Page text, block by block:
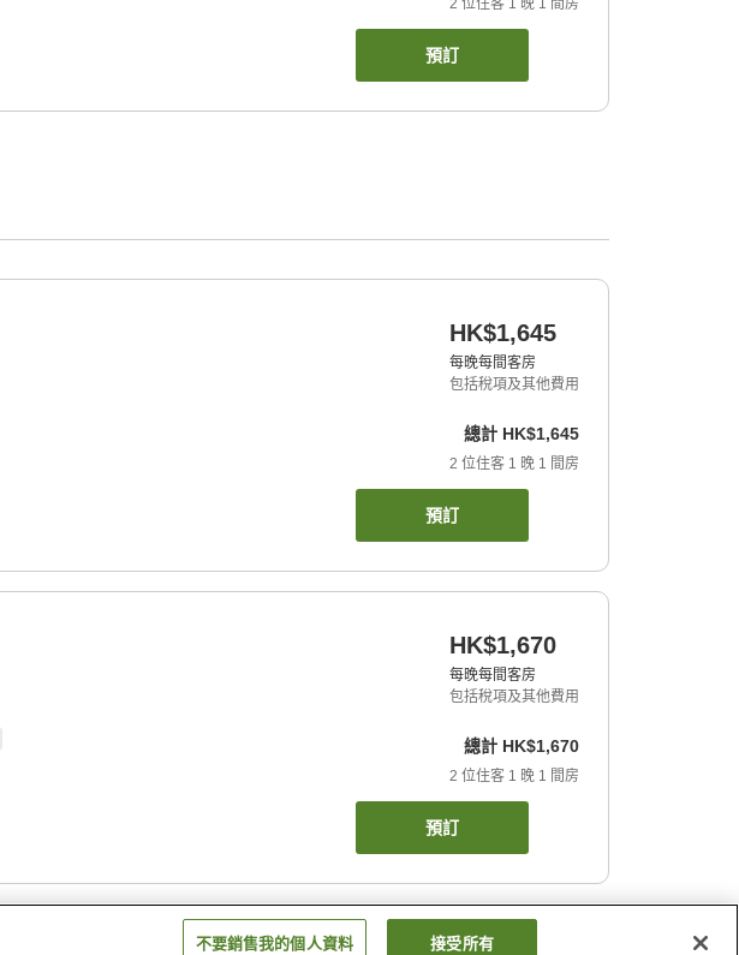
2 位住客 1 晚 1 間房
預訂
HK$1,645
每晚每間客房
包括稅項及其他費用
總計 HK$1,645
2 位住客 1 晚 1 間房
預訂
HK$1,670
每晚每間客房
包括稅項及其他費用
總計 HK$1,670
2 位住客 1 晚 1 間房
預訂
不要銷售我的個人資料 接受所有